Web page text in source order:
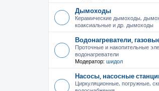
Дымоходы
Керамические дымоходы,
коаксиальные и др. дымоходы
Водонагреватели,
Проточные и накопительные
водонагреватели
Модератор: шидол
Насосы, насосные
Циркуляционные, погружные,